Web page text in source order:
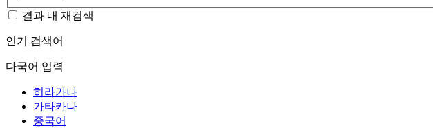
결과 내 재검색
인기 검색어
다국어 입력
히라가나
가타카나
중국어